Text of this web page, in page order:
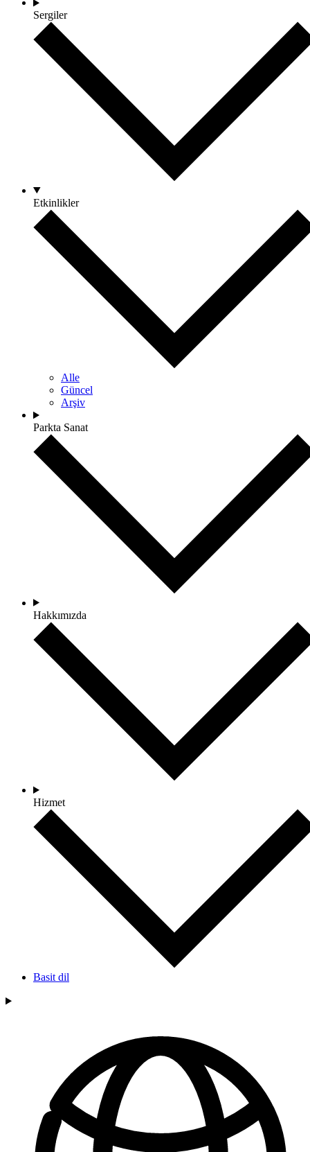
Sergiler
Etkinlikler
Alle
Güncel
Arşiv
Parkta Sanat
Hakkımızda
Hizmet
Basit dil